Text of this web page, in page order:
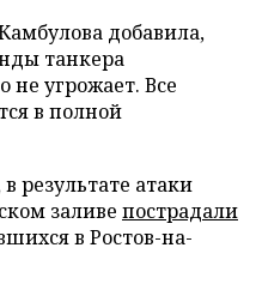
добавила,
танкера
не угрожает. Все
в полной
результате атаки
заливе пострадали
в Ростов-на-